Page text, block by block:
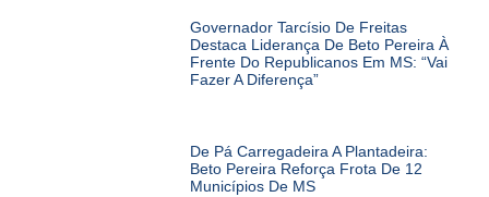
Governador Tarcísio De Freitas
Destaca Liderança De Beto Pereira À
Frente Do Republicanos Em MS: “Vai
Fazer A Diferença”
De Pá Carregadeira A Plantadeira:
Beto Pereira Reforça Frota De 12
Municípios De MS